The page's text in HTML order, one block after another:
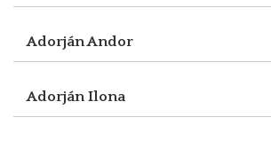
Adorján Andor
Adorján Ilona